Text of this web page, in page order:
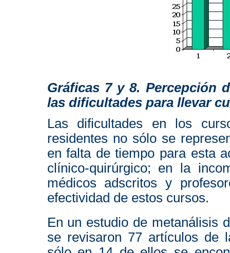
Gráficas 7 y 8. Percepción
las dificultades para llevar
Las dificultades en los
residentes no sólo se
en falta de tiempo para esta
clínico-quirúrgico; en la
médicos adscritos y
efectividad de estos cursos.
En un estudio de metanálisis
se revisaron 77 artículos de